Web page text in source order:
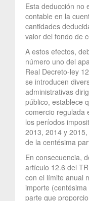
Esta deducción no
contable en la
cantidades
valor del fondo de
A estos efectos,
número uno del
Real Decreto-ley
se introducen
administrativas
público, establece
comercio regulada
los períodos
2013, 2014 y
de la centésima
En consecuencia,
artículo 12.6 del
con el límite anual
importe
parte que